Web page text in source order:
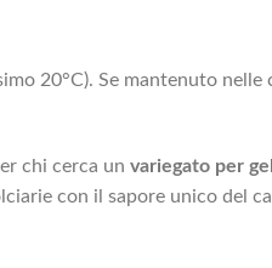
20°C). Se mantenuto
chi cerca un variegato per
con il sapore unico del